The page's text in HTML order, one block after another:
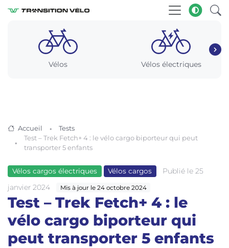
Vélos Vélos électriques
Accueil
Tests
Test – Trek Fetch+ 4 : le vélo cargo biporteur qui peut
transporter 5 enfants
Vélos cargos électriques Vélos cargos
Publié le 25
janvier 2024
Mis à jour le 24 octobre 2024
Test – Trek Fetch+ 4 : le
vélo cargo biporteur qui
peut transporter 5 enfants